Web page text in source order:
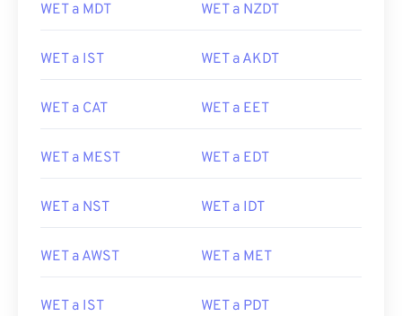
WET a MDT WET a NZDT
WET a IST WET a AKDT
WET a CAT WET a EET
WET a MEST WET a EDT
WET a NST WET a IDT
WET a AWST WET a MET
WET a IST WET a PDT